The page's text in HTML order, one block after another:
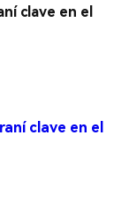
clave en el
clave en el